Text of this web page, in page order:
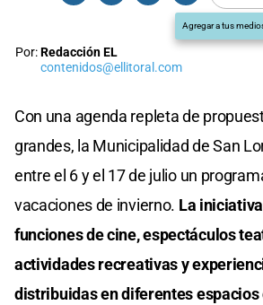
Agregar a tus
Por:Redacción EL
contenidos@ellitoral.com
Con una agenda repleta de
grandes, la Municipalidad de San
entre el 6 y el 17 de julio un
vacaciones de invierno. La
funciones de cine, espectáculos
actividades recreativas y
distribuidas en diferentes espacios